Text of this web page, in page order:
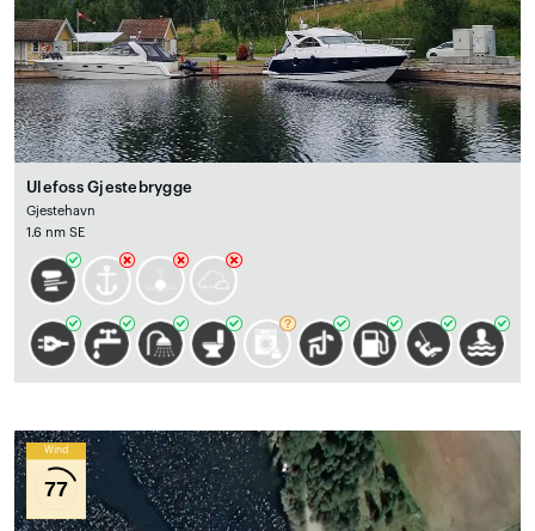
Ulefoss Gjestebrygge
Gjestehavn
1.6 nm SE
Wind
77